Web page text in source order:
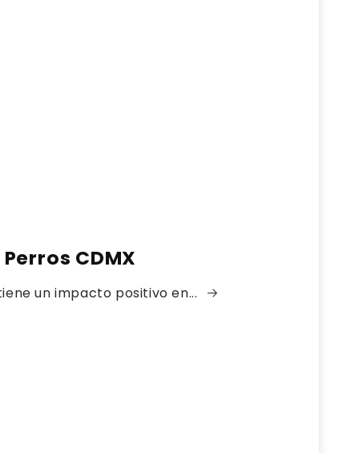
CDMX
un impacto positivo en...